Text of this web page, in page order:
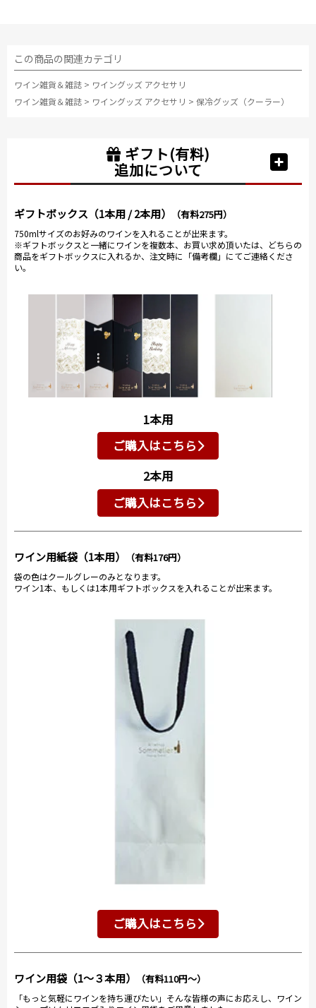
この商品の関連カテゴリ
ワイン雑貨＆雑誌 > ワイングッズ アクセサリ
ワイン雑貨＆雑誌 > ワイングッズ アクセサリ > 保冷グッズ（クーラー）
ギフト(有料)
追加について
ギフトボックス（1本用 / 2本用） （有料275円）
750mlサイズのお好みのワインを入れることが出来ます。
※ギフトボックスと一緒にワインを複数本、お買い求め頂いたは、どちらの
商品をギフトボックスに入れるか、注文時に「備考欄」にてご連絡くださ
い。
1本用
ご購入はこちら
2本用
ご購入はこちら
ワイン用紙袋（1本用） （有料176円）
袋の色はクールグレーのみとなります。
ワイン1本、もしくは1本用ギフトボックスを入れることが出来ます。
ご購入はこちら
ワイン用袋（1～３本用） （有料110円～）
「もっと気軽にワインを持ち運びたい」そんな皆様の声にお応えし、ワイン